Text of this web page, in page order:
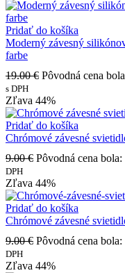
Pridať do košíka
Moderný závesný
farbe
19.00€ Pôvodná cena
s DPH
Zľava 44%
Pridať do košíka
Chrómové závesné
9.00€ Pôvodná cena bola:
DPH
Zľava 44%
Pridať do košíka
Chrómové závesné
9.00€ Pôvodná cena bola:
DPH
Zľava 44%